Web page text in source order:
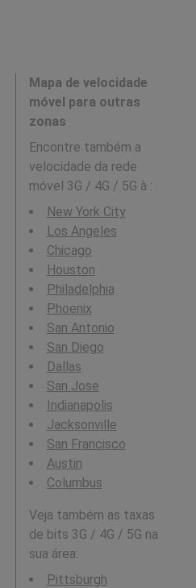
Mapa de velocidade
móvel para outras
zonas
Encontre também a
velocidade da rede
móvel 3G / 4G / 5G à :
New York City
Los Angeles
Chicago
Houston
Philadelphia
Phoenix
San Antonio
San Diego
Dallas
San Jose
Indianapolis
Jacksonville
San Francisco
Austin
Columbus
Veja também as taxas
de bits 3G / 4G / 5G na
sua área:
Pittsburgh